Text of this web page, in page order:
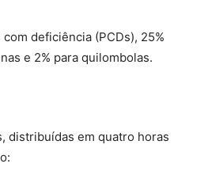
deficiência (PCDs), 25%
e 2% para quilombolas.
distribuídas em quatro horas